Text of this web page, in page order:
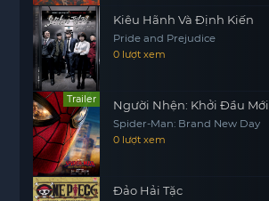
Kiêu Hãnh Và Định Kiến
Pride and Prejudice
0 lượt xem
Trailer Người Nhện: Khởi Đầu Mới
Spider-Man: Brand New Day
0 lượt xem
Đảo Hải Tặc